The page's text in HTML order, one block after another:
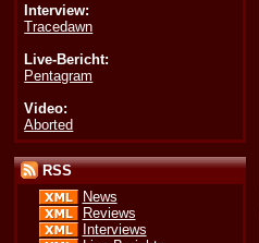
Interview:
Tracedawn
Live-Bericht:
Pentagram
Video:
Aborted
RSS
News
Reviews
Interviews